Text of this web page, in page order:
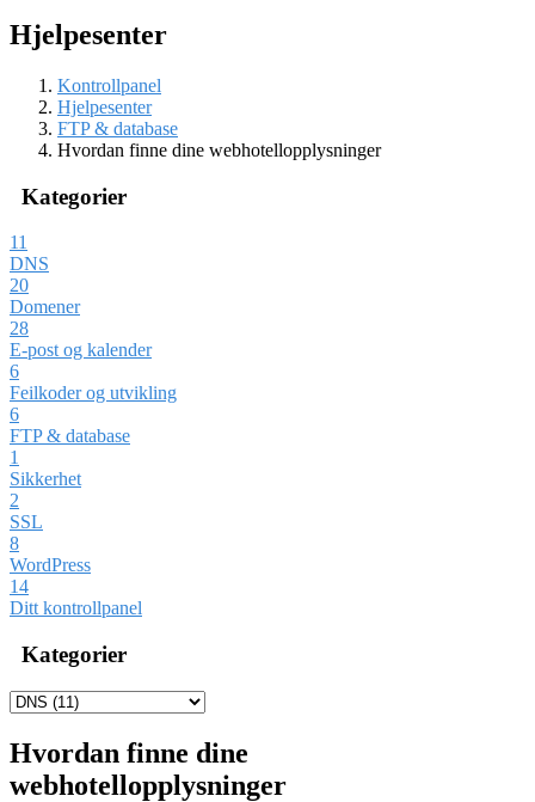
Hjelpesenter
Kontrollpanel
Hjelpesenter
FTP & database
Hvordan finne dine webhotellopplysninger
Kategorier
11
DNS
20
Domener
28
E-post og kalender
6
Feilkoder og utvikling
6
FTP & database
1
Sikkerhet
2
SSL
8
WordPress
14
Ditt kontrollpanel
Kategorier
Hvordan finne dine
webhotellopplysninger